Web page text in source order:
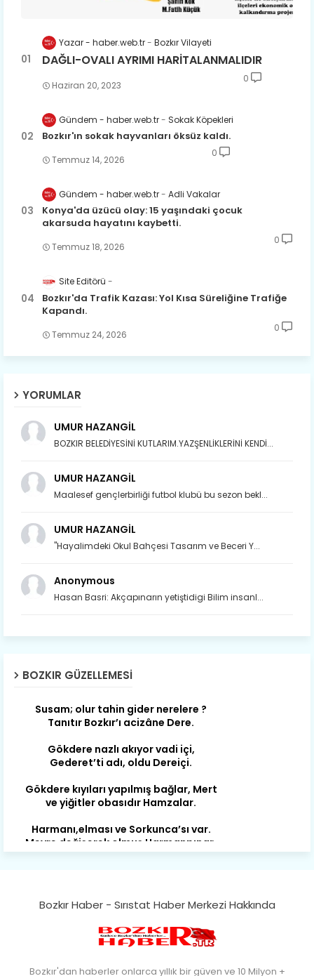
Yazar - haber.web.tr Bozkır Vilayeti
DAĞLI-OVALI AYRIMI HARİTALANMALIDIR
Haziran 20, 2023
0
Gündem - haber.web.tr Sokak Köpekleri
Bozkır'ın sokak hayvanları öksüz kaldı.
Temmuz 14, 2026
0
Gündem - haber.web.tr Adli Vakalar
Konya'da üzücü olay: 15 yaşındaki çocuk
akarsuda hayatını kaybetti.
Temmuz 18, 2026
0
Site Editörü
Bozkır'da Trafik Kazası: Yol Kısa Süreliğine Trafiğe
Kapandı.
Temmuz 24, 2026
0
YORUMLAR
UMUR HAZANGİL
BOZKIR BELEDİYESİNİ KUTLARIM.YAZŞENLİKLERİNİ KENDİ...
UMUR HAZANGİL
Maalesef gençlerbirliği futbol klubü bu sezon bekl...
UMUR HAZANGİL
"Hayalimdeki Okul Bahçesi Tasarım ve Beceri Y...
Anonymous
Hasan Basri: Akçapınarın yetiştidigi Bilim insanl...
BOZKIR GÜZELLEMESI
Gökdere nazlı akıyor vadi içi,
Gökdere kıyıları yapılmış bağlar, Mert
Harmanı,elması ve Sorkunca’sı var.
kan, Bunlarla kasaba olmuş Sarıoğlan.
Çarşamba’nın koynunda tarih çok
yorgun. Şehit Berâtlı, halkı yiğit genç
Bozkır Haber - Sırıstat Haber Merkezi Hakkında
Bozkır'dan haberler onlarca yıllık bir güven ve 10 Milyon +